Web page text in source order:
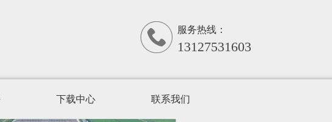
服务热线：
13127531603
下载中心 联系我们